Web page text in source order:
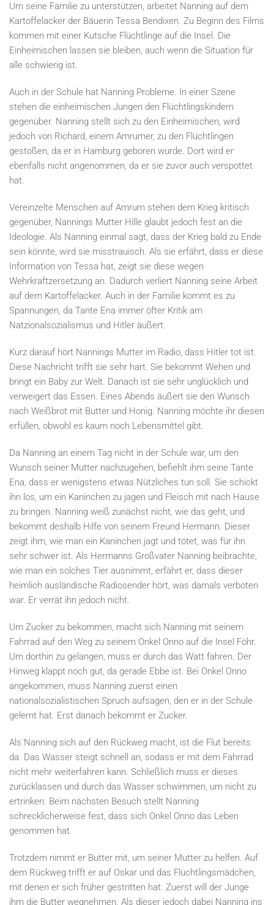
Um seine Familie zu unterstützen, arbeitet Nanning auf dem
Kartoffelacker der Bäuerin Tessa Bendixen. Zu Beginn des Films
kommen mit einer Kutsche Flüchtlinge auf die Insel. Die
Einheimischen lassen sie bleiben, auch wenn die Situation für
alle schwierig ist.
Auch in der Schule hat Nanning Probleme. In einer Szene
stehen die einheimischen Jungen den Flüchtlingskindern
gegenüber. Nanning stellt sich zu den Einheimischen, wird
jedoch von Richard, einem Amrumer, zu den Flüchtlingen
gestoßen, da er in Hamburg geboren wurde. Dort wird er
ebenfalls nicht angenommen, da er sie zuvor auch verspottet
hat.
Vereinzelte Menschen auf Amrum stehen dem Krieg kritisch
gegenüber, Nannings Mutter Hille glaubt jedoch fest an die
Ideologie. Als Nanning einmal sagt, dass der Krieg bald zu Ende
sein könnte, wird sie misstrauisch. Als sie erfährt, dass er diese
Information von Tessa hat, zeigt sie diese wegen
Wehrkraftzersetzung an. Dadurch verliert Nanning seine Arbeit
auf dem Kartoffelacker. Auch in der Familie kommt es zu
Spannungen, da Tante Ena immer öfter Kritik am
Natzionalsozialismus und Hitler äußert.
Kurz darauf hört Nannings Mutter im Radio, dass Hitler tot ist.
Diese Nachricht trifft sie sehr hart. Sie bekommt Wehen und
bringt ein Baby zur Welt. Danach ist sie sehr unglücklich und
verweigert das Essen. Eines Abends äußert sie den Wunsch
nach Weißbrot mit Butter und Honig. Nanning möchte ihr diesen
erfüllen, obwohl es kaum noch Lebensmittel gibt.
Da Nanning an einem Tag nicht in der Schule war, um den
Wunsch seiner Mutter nachzugehen, befiehlt ihm seine Tante
Ena, dass er wenigstens etwas Nützliches tun soll. Sie schickt
ihn los, um ein Kaninchen zu jagen und Fleisch mit nach Hause
zu bringen. Nanning weiß zunächst nicht, wie das geht, und
bekommt deshalb Hilfe von seinem Freund Hermann. Dieser
zeigt ihm, wie man ein Kaninchen jagt und tötet, was für ihn
sehr schwer ist. Als Hermanns Großvater Nanning beibrachte,
wie man ein solches Tier ausnimmt, erfährt er, dass dieser
heimlich ausländische Radiosender hört, was damals verboten
war. Er verrät ihn jedoch nicht.
Um Zucker zu bekommen, macht sich Nanning mit seinem
Fahrrad auf den Weg zu seinem Onkel Onno auf die Insel Föhr.
Um dorthin zu gelangen, muss er durch das Watt fahren. Der
Hinweg klappt noch gut, da gerade Ebbe ist. Bei Onkel Onno
angekommen, muss Nanning zuerst einen
nationalsozialistischen Spruch aufsagen, den er in der Schule
gelernt hat. Erst danach bekommt er Zucker.
Als Nanning sich auf den Rückweg macht, ist die Flut bereits
da. Das Wasser steigt schnell an, sodass er mit dem Fahrrad
nicht mehr weiterfahren kann. Schließlich muss er dieses
zurücklassen und durch das Wasser schwimmen, um nicht zu
ertrinken. Beim nächsten Besuch stellt Nanning
schrecklicherweise fest, dass sich Onkel Onno das Leben
genommen hat.
Trotzdem nimmt er Butter mit, um seiner Mutter zu helfen. Auf
dem Rückweg trifft er auf Oskar und das Flüchtlingsmädchen,
mit denen er sich früher gestritten hat. Zuerst will der Junge
ihm die Butter wegnehmen. Als dieser jedoch dabei Nanning ins